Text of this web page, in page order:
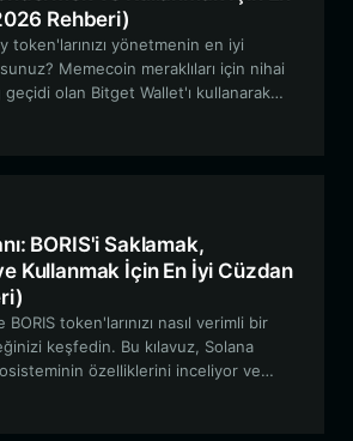
Rehberi)
token'larınızı yönetmenin en iyi
Memecoin meraklıları için nihai
olan Bitget Wallet'ı kullanarak
nasıl güvenli bir şekilde
BORIS'i Saklamak,
Kullanmak İçin En İyi Cüzdan
token'larınızı nasıl verimli bir
keşfedin. Bu kılavuz, Solana
özelliklerini inceliyor ve
için adım adım talimatlar sunuyor.